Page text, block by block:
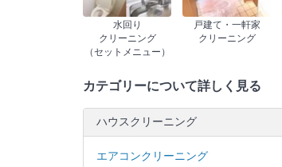
水回り
クリーニング
（セットメニュー）
戸建て・一軒家
クリーニング
カテゴリーについて詳しく見る
ハウスクリーニング
エアコンクリーニング